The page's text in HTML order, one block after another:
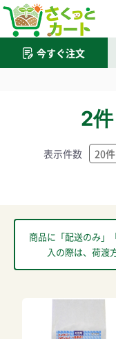
今すぐ注文
2件
表示件数
商品に「配送のみ」
入の際は、荷渡